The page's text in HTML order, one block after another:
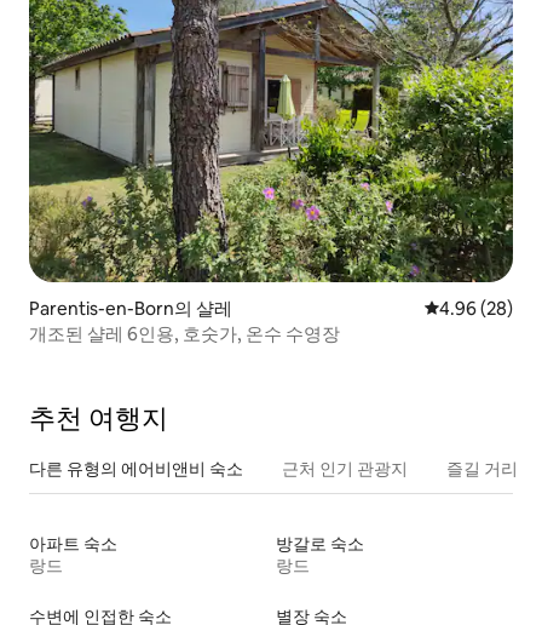
Parentis-en-Born의 샬레 평점 4.96점(5
4.96 (28)
개조된 샬레 6인용, 호숫가, 온수 수영장
추천 여행지
다른 유형의 에어비앤비 숙소 근처 인기 관광지 즐길 거리
아파트 숙소
랑드
방갈로 숙소
랑드
수변에 인접한 숙소 별장 숙소